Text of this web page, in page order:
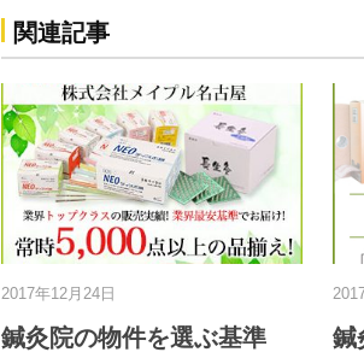
関連記事
2019年7月18日
お灸を患者さんに勧める